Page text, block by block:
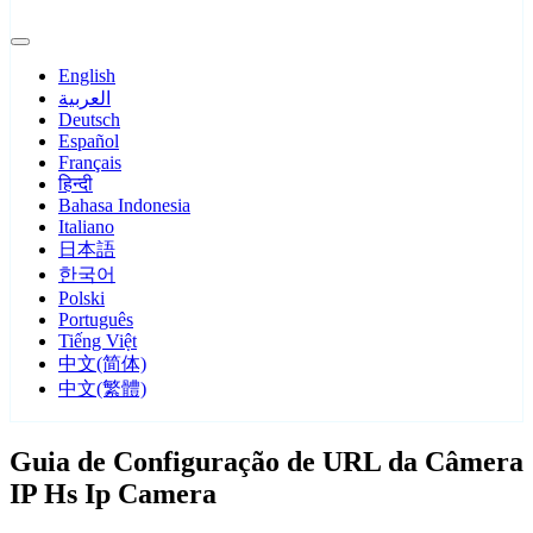
English
العربية
Deutsch
Español
Français
हिन्दी
Bahasa Indonesia
Italiano
日本語
한국어
Polski
Português
Tiếng Việt
中文(简体)
中文(繁體)
Guia de Configuração de URL da Câmera
IP Hs Ip Camera